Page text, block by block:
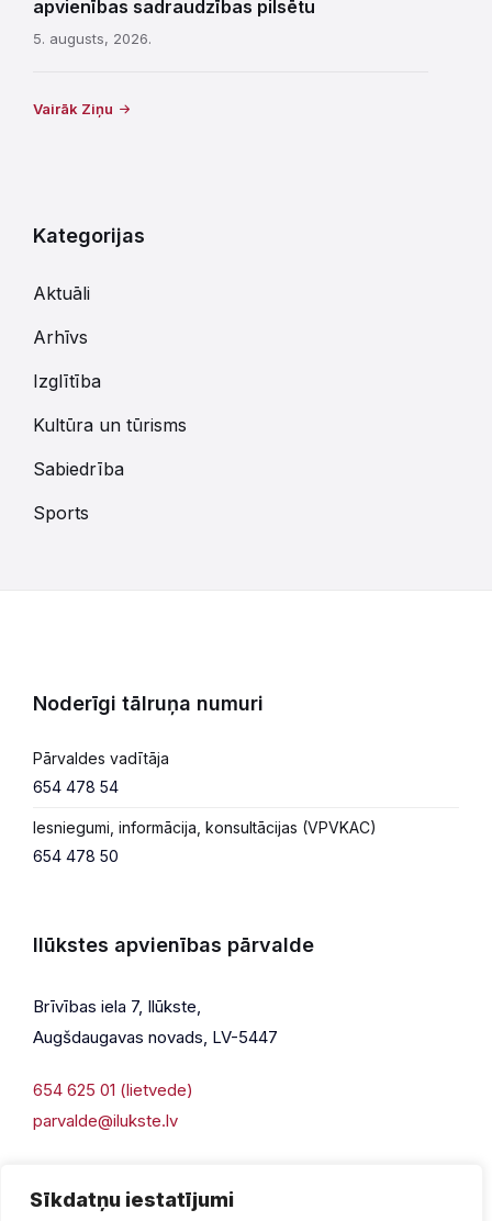
Sīkdatņu iestatījumi
apvienības sadraudzības pilsētu
5. augusts, 2026.
Vairāk Ziņu
Kategorijas
Aktuāli
Arhīvs
Izglītība
Kultūra un tūrisms
Sabiedrība
Sports
Noderīgi tālruņa numuri
Pārvaldes vadītāja
654 478 54
Iesniegumi, informācija, konsultācijas (VPVKAC)
654 478 50
Ilūkstes apvienības pārvalde
Brīvības iela 7, Ilūkste,
Augšdaugavas novads, LV-5447
654 625 01 (lietvede)
parvalde@ilukste.lv